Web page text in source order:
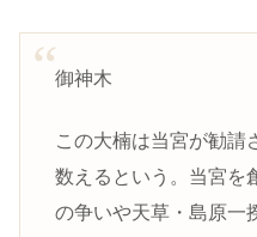
御神木
この大楠は当宮が勧請
数えるという。当宮を
の争いや天草・島原一